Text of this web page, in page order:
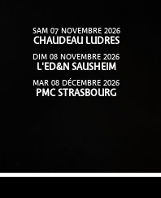
SAM 07 NOVEMBRE 2026
CHAUDEAU LUDRES
DIM 08 NOVEMBRE 2026
L'ED&N SAUSHEIM
MAR 08 DÉCEMBRE 2026
PMC STRASBOURG